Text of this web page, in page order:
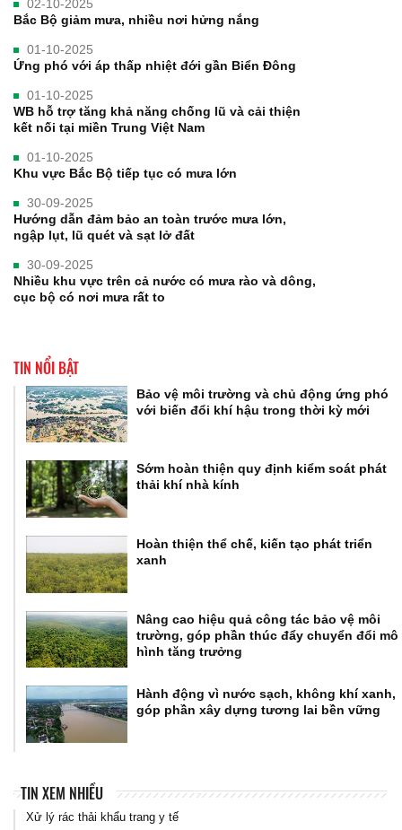
02-10-2025
Bắc Bộ giảm mưa, nhiều nơi hửng nắng
01-10-2025
Ứng phó với áp thấp nhiệt đới gần Biển Đông
01-10-2025
WB hỗ trợ tăng khả năng chống lũ và cải thiện
kết nối tại miền Trung Việt Nam
01-10-2025
Khu vực Bắc Bộ tiếp tục có mưa lớn
30-09-2025
Hướng dẫn đảm bảo an toàn trước mưa lớn,
ngập lụt, lũ quét và sạt lở đất
30-09-2025
Nhiều khu vực trên cả nước có mưa rào và dông,
cục bộ có nơi mưa rất to
TIN NỔI BẬT
Bảo vệ môi trường và chủ động ứng phó
với biến đổi khí hậu trong thời kỳ mới
Sớm hoàn thiện quy định kiểm soát phát
thải khí nhà kính
Hoàn thiện thể chế, kiến tạo phát triển
xanh
Nâng cao hiệu quả công tác bảo vệ môi
trường, góp phần thúc đẩy chuyển đổi mô
hình tăng trưởng
Hành động vì nước sạch, không khí xanh,
góp phần xây dựng tương lai bền vững
TIN XEM NHIỀU
Xử lý rác thải khẩu trang y tế